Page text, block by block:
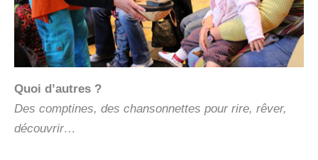
Quoi d’autres ?
Des comptines, des chansonnettes pour rire, rêver,
découvrir…